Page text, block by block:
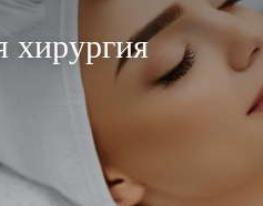
хирургия